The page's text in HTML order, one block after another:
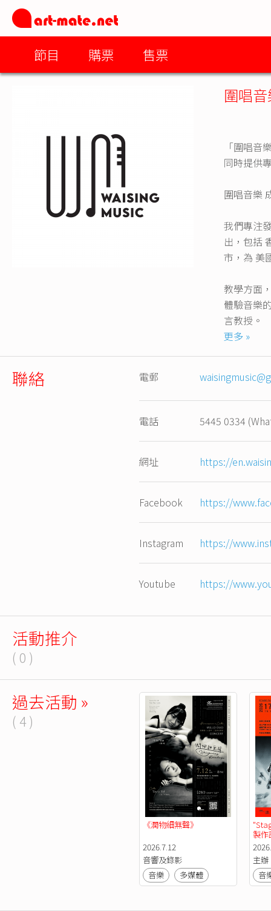
節目 購票 售票
圍唱
「圍唱
同時提供
圍唱音樂
我們專注
出，包括
市，為 美
教學方面
體驗音樂
言教授。
樂角度出
​2020年9
行音樂會
並以此計
輕人的機
更多 »
聯絡 電郵
電話 5445 0334
網址 https://
Facebook https://
Instagram https://
Youtube https://
活動推介
( 0 )
過去活動 »
( 4 )
《潤物細無聲》
2026.7.12
音響及錄影
音樂
多媒體
製作
實習
主辦
音